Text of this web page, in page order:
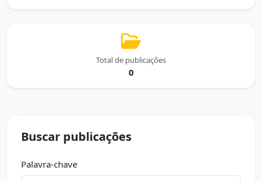
Total de publicações
0
Buscar publicações
Palavra-chave